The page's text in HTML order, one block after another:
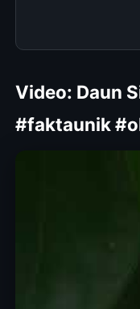
Video: Daun
#faktaunik